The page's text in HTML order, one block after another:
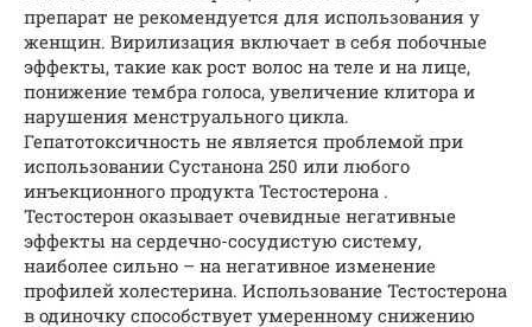
препарат не рекомендуется для использования у
женщин. Вирилизация включает в себя побочные
эффекты, такие как рост волос на теле и на лице,
понижение тембра голоса, увеличение клитора и
нарушения менструального цикла.
Гепатотоксичность не является проблемой при
использовании Сустанона 250 или любого
инъекционного продукта Тестостерона .
Тестостерон оказывает очевидные негативные
эффекты на сердечно-сосудистую систему,
наиболее сильно – на негативное изменение
профилей холестерина. Использование Тестостерона
в одиночку способствует умеренному снижению